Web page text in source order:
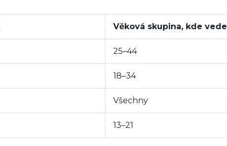
Věková skupina, kde vede
25–44
18–34
Všechny
13–21